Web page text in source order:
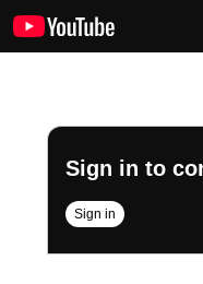
Sign in to
Sign in